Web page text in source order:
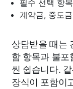
필수 선택 항
계약금, 중도
상담받을 때는
함 항목과 불
씬 쉽습니다.
장식이 포함이